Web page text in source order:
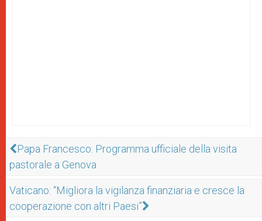
Papa Francesco: Programma ufficiale della visita
pastorale a Genova
Vaticano: “Migliora la vigilanza finanziaria e cresce la
cooperazione con altri Paesi”